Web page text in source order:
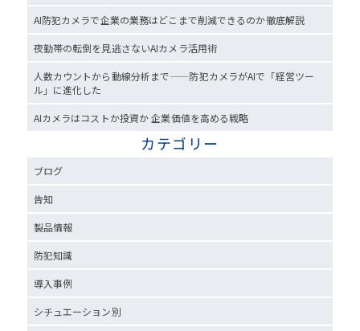
AI防犯カメラで企業の業務はどこまで削減できるのか徹底解説
夜勤帯の転倒を見逃さないAIカメラ活用術
人数カウントから動線分析まで——防犯カメラがAIで「経営ツー
ル」に進化した
AIカメラはコストか投資か 企業価値を高める戦略
カテゴリー
ブログ
告知
製品情報
防犯知識
導入事例
シチュエーション別